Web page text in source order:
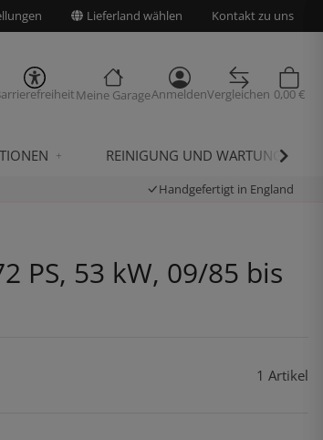
Lieferland wählen Kontakt zu uns
Meine GarageAnmeldenVergleichen 0,00 €
REINIGUNG UND WARTUNG
Handgefertigt in England
PS, 53 kW, 09/85 bis
1 Artikel